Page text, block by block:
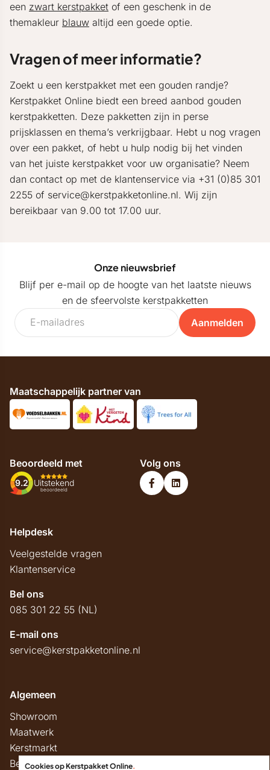
een zwart kerstpakket of een geschenk in de
themakleur blauw altijd een goede optie.
Vragen of meer informatie?
Zoekt u een kerstpakket met een gouden randje?
Kerstpakket Online biedt een breed aanbod gouden
kerstpakketten. Deze pakketten zijn in perse
prijsklassen en thema’s verkrijgbaar. Hebt u nog vragen
over een pakket, of hebt u hulp nodig bij het vinden
van het juiste kerstpakket voor uw organisatie? Neem
dan contact op met de klantenservice via +31 (0)85 301
2255 of service@kerstpakketonline.nl. Wij zijn
bereikbaar van 9.00 tot 17.00 uur.
Onze nieuwsbrief
Blijf per e-mail op de hoogte van het laatste nieuws
en de sfeervolste kerstpakketten
Aanmelden
Maatschappelijk partner van
Beoordeeld met
9.2 Uitstekend
beoordeeld
Volg ons
Helpdesk
Veelgestelde vragen
Klantenservice
Bel ons
085 301 22 55 (NL)
E-mail ons
service@kerstpakketonline.nl
Algemeen
Showroom
Maatwerk
Kerstmarkt
Belastingregels
Cookies op Kerstpakket Online.